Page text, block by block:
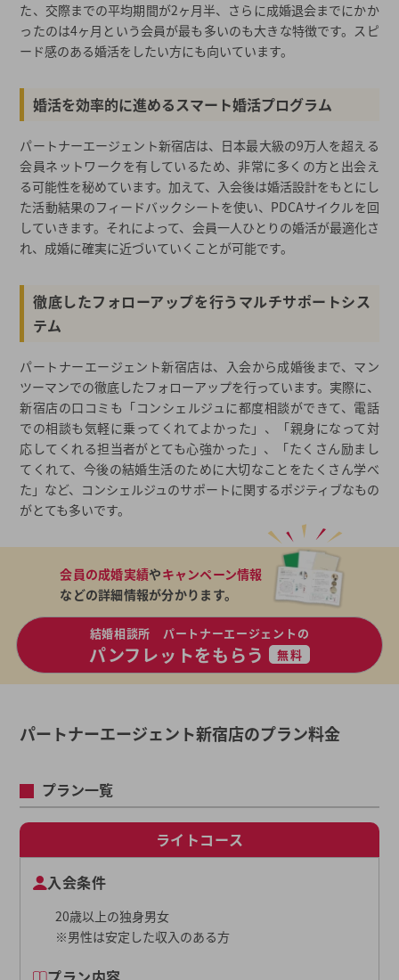
た、交際までの平均期間が2ヶ月半、さらに成婚退会までにかか
ったのは4ヶ月という会員が最も多いのも大きな特徴です。スピ
ード感のある婚活をしたい方にも向いています。
婚活を効率的に進めるスマート婚活プログラム
パートナーエージェント新宿店は、日本最大級の9万人を超える
会員ネットワークを有しているため、非常に多くの方と出会え
る可能性を秘めています。加えて、入会後は婚活設計をもとにし
た活動結果のフィードバックシートを使い、PDCAサイクルを回
していきます。それによって、会員一人ひとりの婚活が最適化さ
れ、成婚に確実に近づいていくことが可能です。
徹底したフォローアップを行うマルチサポートシス
テム
パートナーエージェント新宿店は、入会から成婚後まで、マン
ツーマンでの徹底したフォローアップを行っています。実際に、
新宿店の口コミも「コンシェルジュに都度相談ができて、電話
での相談も気軽に乗ってくれてよかった」、「親身になって対
応してくれる担当者がとても心強かった」、「たくさん励まし
てくれて、今後の結婚生活のために大切なことをたくさん学べ
た」など、コンシェルジュのサポートに関するポジティブなもの
がとても多いです。
会員の成婚実績やキャンペーン情報
などの詳細情報が分かります。
結婚相談所 パートナーエージェントの
パンフレットをもらう 無料
パートナーエージェント新宿店のプラン料金
プラン一覧
ライトコース
入会条件
20歳以上の独身男女
※男性は安定した収入のある方